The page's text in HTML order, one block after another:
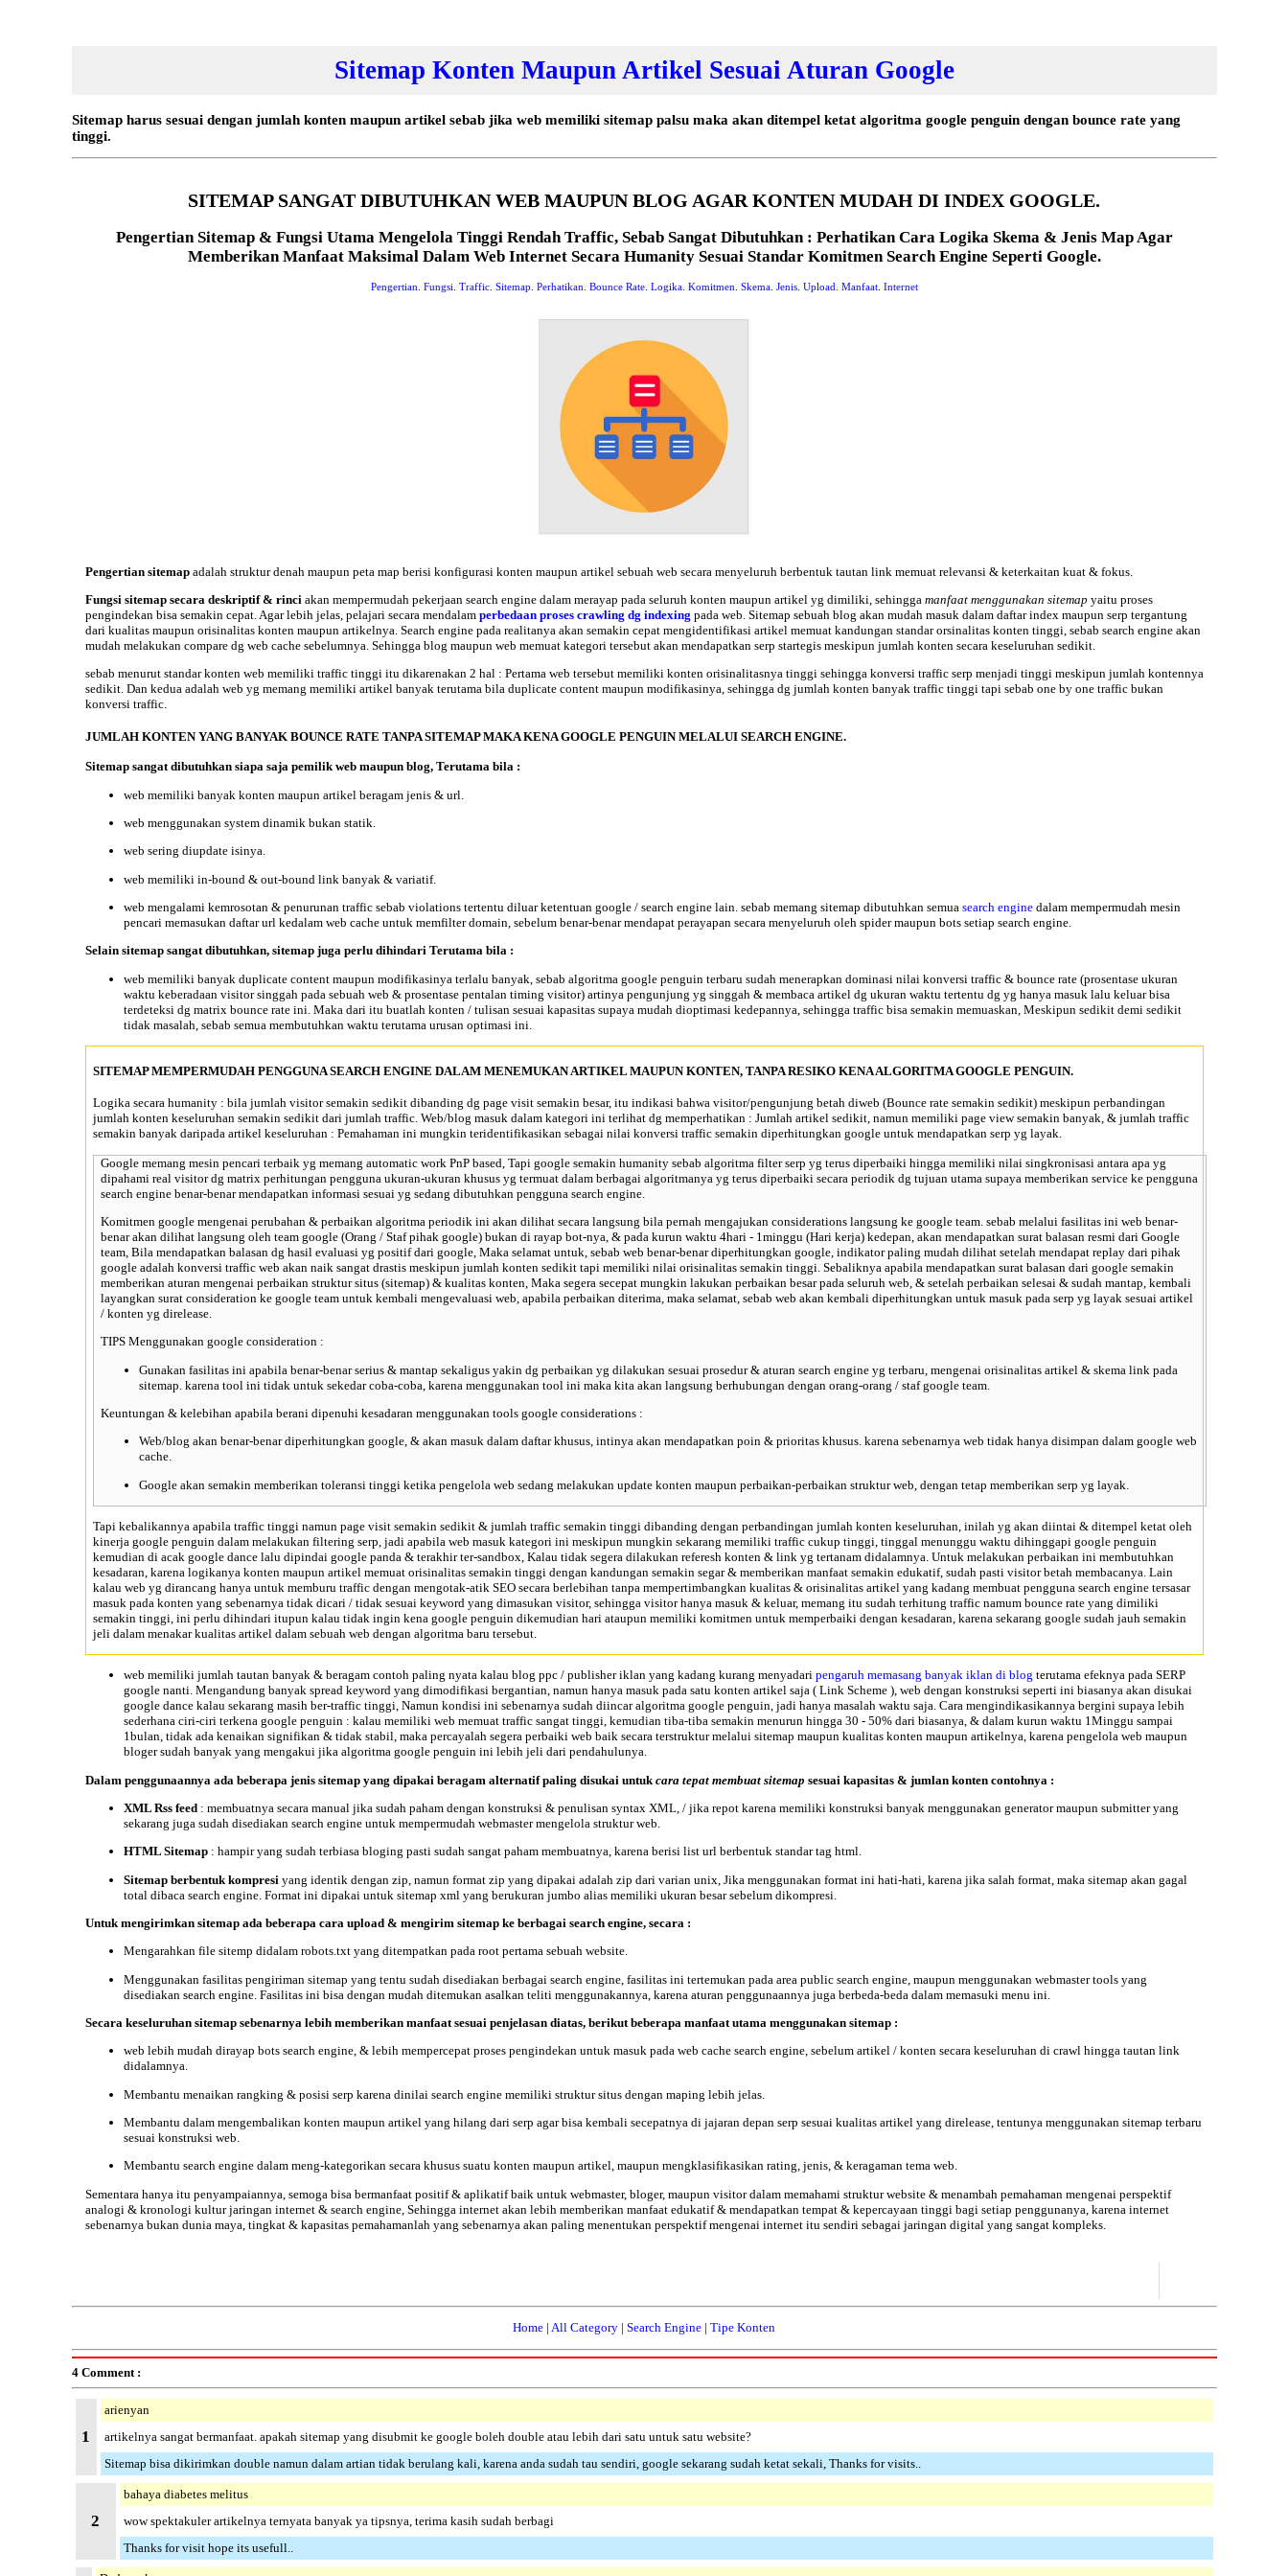
Sitemap Konten Maupun Artikel Sesuai Aturan Google
Sitemap harus sesuai dengan jumlah konten maupun artikel sebab jika web memiliki sitemap palsu maka akan ditempel ketat algoritma google penguin dengan bounce rate yang
tinggi.
SITEMAP SANGAT DIBUTUHKAN WEB MAUPUN BLOG AGAR KONTEN MUDAH DI INDEX GOOGLE.
Pengertian Sitemap & Fungsi Utama Mengelola Tinggi Rendah Traffic, Sebab Sangat Dibutuhkan : Perhatikan Cara Logika Skema & Jenis Map Agar
Memberikan Manfaat Maksimal Dalam Web Internet Secara Humanity Sesuai Standar Komitmen Search Engine Seperti Google.
Pengertian Fungsi Traffic. Sitemap Perhatikan Bounce Rate. Logika. Komitmen Skema. Jenis. Upload Manfaat. Internet
Pengertian sitemapadalah struktur denah maupun peta map berisi konfigurasi konten maupun artikel sebuah web secara menyeluruh berbentuk tautan link memuat relevansi & keterkaitan kuat & fokus.
Fungsi sitemapsecara deskriptif & rinci akan mempermudah pekerjaan search engine dalam merayap pada seluruh konten maupun artikel yg dimiliki, sehingga manfaat menggunakan sitemap yaitu proses
pengindekan bisa semakin cepat. Agar lebih jelas, pelajari secara mendalam perbedaan proses crawling dg indexing pada web. Sitemap sebuah blog akan mudah masuk dalam daftar index maupun serp tergantung
dari kualitas maupun orisinalitas konten maupun artikelnya. Search engine pada realitanya akan semakin cepat mengidentifikasi artikel memuat kandungan standar orsinalitas konten tinggi , sebab search engine akan
mudah melakukan compare dg web cache sebelumnya. Sehingga blog maupun web memuat kategori tersebut akan mendapatkan serp startegis meskipun jumlah konten secara keseluruhan sedikit.
sebab menurut standar konten web memiliki traffic tinggiitu dikarenakan 2 hal: Pertama web tersebut memiliki konten orisinalitasnya tinggi sehingga konversi traffic serp menjadi tinggi meskipun jumlah kontennya
sedikit. Dan kedua adalah web yg memang memiliki artikel banyak terutama bila duplicate content maupun modifikasinya, sehingga dg jumlah konten banyak traffic tinggi tapi sebab one by one traffic bukan
konversi traffic.
JUMLAH KONTEN YANG BANYAK BOUNCE RATE TANPA SITEMAP MAKA KENA GOOGLE PENGUIN MELALUI SEARCH ENGINE.
Sitemap sangat dibutuhkansiapa saja pemilik web maupun blog, Terutama bila :
web memiliki banyak konten maupun artikel beragam jenis & url.
web menggunakan system dinamik bukan statik.
web sering diupdate isinya.
web memiliki in-bound & out-bound link banyak & variatif.
web mengalami kemrosotan & penurunan trafficsebab violations tertentu diluar ketentuan google / search engine lain. sebab memang sitemap dibutuhkan semua search enginedalam mempermudah mesin
pencari memasukan daftar url kedalam web cache untuk memfilter domain, sebelum benar-benar mendapat perayapan secara menyeluruh oleh spider maupun bots setiap search engine.
Selain sitemap sangat dibutuhkan, sitemap juga perlu dihindariTerutama bila :
web memiliki banyak duplicate content maupun modifikasinya terlalu banyak, sebab algoritma google penguin terbaru sudah menerapkan dominasi nilai konversi traffic & bounce rate(prosentase ukuran
waktu keberadaan visitor singgah pada sebuah web & prosentase pentalan timing visitor) artinya pengunjung yg singgah & membaca artikel dg ukuran waktu tertentu dg yg hanya masuk lalu keluar bisa
terdeteksi dg matrix bounce rate ini. Maka dari itu buatlah konten / tulisan sesuai kapasitas supaya mudah dioptimasi kedepannya, sehingga traffic bisa semakin memuaskan, Meskipun sedikit demi sedikit
tidak masalah, sebab semua membutuhkan waktu terutama urusan optimasi ini.
SITEMAP MEMPERMUDAH PENGGUNA SEARCH ENGINE DALAM MENEMUKAN ARTIKEL MAUPUN KONTEN, TANPA RESIKO KENA ALGORITMA GOOGLE PENGUIN.
Logikasecara humanity : bila jumlah visitor semakin sedikit dibanding dg page visit semakin besar, itu indikasi bahwa visitor/pengunjung betah diweb (Bounce rate semakin sedikit) meskipun perbandingan
jumlah konten keseluruhan semakin sedikit dari jumlah traffic. Web/blog masuk dalam kategori ini terlihat dg memperhatikan : Jumlah artikel sedikit, namun memiliki page view semakin banyak, & jumlah traffic
semakin banyak daripada artikel keseluruhan : Pemahaman ini mungkin teridentifikasikan sebagai nilai konversi trafficsemakin diperhitungkan google untuk mendapatkan serp yg layak.
Google memang mesin pencari terbaik yg memang automatic work PnP based, Tapi google semakin humanity sebab algoritma filter serp yg terus diperbaiki hingga memiliki nilai singkronisasi antara apa yg
dipahami real visitor dg matrix perhitungan pengguna ukuran-ukuran khusus yg termuat dalam berbagai algoritmanya yg terus diperbaiki secara periodik dg tujuan utama supaya memberikan service ke pengguna
search engine benar-benar mendapatkan informasi sesuai yg sedang dibutuhkan pengguna search engine.
Komitmen googlemengenai perubahan & perbaikan algoritma periodik ini akan dilihat secara langsung bila pernah mengajukan considerations langsung ke google team. sebab melalui fasilitas ini web benar-
benar akan dilihat langsung oleh team google (Orang / Staf pihak google) bukan di rayap bot-nya, & pada kurun waktu 4hari - 1minggu (Hari kerja) kedepan, akan mendapatkan surat balasan resmi dari Google
team, Bila mendapatkan balasan dg hasil evaluasi yg positif dari google, Maka selamat untuk, sebab web benar-benar diperhitungkan google, indikator paling mudah dilihat setelah mendapat replay dari pihak
google adalah konversi traffic web akan naik sangat drastis meskipun jumlah konten sedikit tapi memiliki nilai orisinalitas semakin tinggi. Sebaliknya apabila mendapatkan surat balasan dari google semakin
memberikan aturan mengenai perbaikan struktur situs (sitemap) & kualitas konten, Maka segera secepat mungkin lakukan perbaikan besar pada seluruh web, & setelah perbaikan selesai & sudah mantap, kembali
layangkan surat consideration ke google team untuk kembali mengevaluasi web, apabila perbaikan diterima, maka selamat, sebab web akan kembali diperhitungkan untuk masuk pada serp yg layak sesuai artikel
/ konten yg direlease.
TIPS Menggunakan google consideration :
Gunakan fasilitas ini apabila benar-benar serius & mantap sekaligus yakin dg perbaikan yg dilakukan sesuai prosedur & aturan search engine yg terbaru, mengenai orisinalitas artikel & skema link pada
sitemap. karena tool ini tidak untuk sekedar coba-coba, karena menggunakan tool ini maka kita akan langsung berhubungan dengan orang-orang / staf google team.
Keuntungan & kelebihan apabila berani dipenuhi kesadaran menggunakan tools google considerations :
Web/blog akan benar-benar diperhitungkan google, & akan masuk dalam daftar khusus, intinya akan mendapatkan poin & prioritas khusus. karena sebenarnya web tidak hanya disimpan dalam google web
cache.
Google akan semakin memberikan toleransi tinggi ketika pengelola web sedang melakukan update konten maupun perbaikan-perbaikan struktur web, dengan tetap memberikan serp yg layak.
Tapi kebalikannya apabila traffic tinggi namun page visit semakin sedikit & jumlah traffic semakin tinggi dibanding dengan perbandingan jumlah konten keseluruhan, inilah yg akan diintai & ditempel ketat oleh
kinerja google penguindalam melakukan filtering serp, jadi apabila web masuk kategori ini meskipun mungkin sekarang memiliki traffic cukup tinggi, tinggal menunggu waktu dihinggapi google penguin
kemudian di acak google dance lalu dipindai google panda & terakhir ter-sandbox, Kalau tidak segera dilakukan referesh konten & link yg tertanam didalamnya. Untuk melakukan perbaikan ini membutuhkan
kesadaran, karena logikanya konten maupun artikel memuat orisinalitas semakin tinggi dengan kandungan semakin segar & memberikan manfaat semakin edukatif, sudah pasti visitor betah membacanya. Lain
kalau web yg dirancang hanya untuk memburu traffic dengan mengotak-atik SEO secara berlebihan tanpa mempertimbangkan kualitas & orisinalitas artikelyang kadang membuat pengguna search engine tersasar
masuk pada konten yang sebenarnya tidak dicari / tidak sesuai keyword yang dimasukan visitor, sehingga visitor hanya masuk & keluar, memang itu sudah terhitung traffic namum bounce rate yang dimiliki
semakin tinggi, ini perlu dihindari itupun kalau tidak ingin kena google penguin dikemudian hari ataupun memiliki komitmen untuk memperbaiki dengan kesadaran, karena sekarang google sudah jauh semakin
jeli dalam menakar kualitas artikel dalam sebuah web dengan algoritma baru tersebut.
web memiliki jumlah tautan banyak & beragam contoh paling nyata kalau blog ppc / publisher iklan yang kadang kurang menyadari pengaruh memasang banyak iklan di blog terutama efeknya pada SERP
google nanti. Mengandung banyak spread keyword yang dimodifikasi bergantian, namun hanya masuk pada satu konten artikel saja ( Link Scheme), web dengan konstruksi seperti ini biasanya akan disukai
google dance kalau sekarang masih ber-traffic tinggi, Namun kondisi ini sebenarnya sudah diincar algoritma google penguin, jadi hanya masalah waktu saja. Cara mengindikasikannya bergini supaya lebih
sederhana ciri-ciri terkena google penguin: kalau memiliki web memuat traffic sangat tinggi, kemudian tiba-tiba semakin menurun hingga 30 - 50% dari biasanya, & dalam kurun waktu 1Minggu sampai
1bulan, tidak ada kenaikan signifikan & tidak stabil, maka percayalah segera perbaiki web baik secara terstruktur melalui sitemap maupun kualitas konten maupun artikelnya, karena pengelola web maupun
bloger sudah banyak yang mengakui jika algoritma google penguin ini lebih jeli dari pendahulunya.
Dalam penggunaannya ada beberapa jenis sitemapyang dipakai beragam alternatif paling disukai untuk cara tepat membuat sitemap sesuai kapasitas & jumlan konten contohnya :
XML Rss feed: membuatnya secara manual jika sudah paham dengan konstruksi & penulisan syntax XML, / jika repot karena memiliki konstruksi banyak menggunakan generator maupun submitter yang
sekarang juga sudah disediakan search engine untuk mempermudah webmaster mengelola struktur web.
HTML Sitemap: hampir yang sudah terbiasa bloging pasti sudah sangat paham membuatnya, karena berisi list url berbentuk standar tag html.
Sitemap berbentuk kompresi yang identik dengan zip, namun format zip yang dipakai adalah zip dari varian unix, Jika menggunakan format ini hati-hati, karena jika salah format, maka sitemap akan gagal
total dibaca search engine. Format ini dipakai untuk sitemap xml yang berukuran jumbo alias memiliki ukuran besar sebelum dikompresi.
Untuk mengirimkan sitemapada beberapa cara upload & mengirim sitemapke berbagai search engine, secara :
Mengarahkan file sitemp didalam robots.txt yang ditempatkan pada root pertama sebuah website.
Menggunakan fasilitas pengiriman sitemap yang tentu sudah disediakan berbagai search engine, fasilitas ini tertemukan pada area public search engine, maupun menggunakan webmaster tools yang
disediakan search engine. Fasilitas ini bisa dengan mudah ditemukan asalkan teliti menggunakannya, karena aturan penggunaannya juga berbeda-beda dalam memasuki menu ini.
Secara keseluruhan sitemap sebenarnya lebih memberikan manfaat sesuai penjelasan diatas, berikut beberapa manfaat utama menggunakan sitemap:
web lebih mudah dirayap bots search engine, & lebih mempercepat proses pengindekan untuk masuk pada web cache search engine, sebelum artikel / konten secara keseluruhan di crawl hingga tautan link
didalamnya.
Membantu menaikan rangking & posisi serp karena dinilai search engine memiliki struktur situs dengan maping lebih jelas.
Membantu dalam mengembalikan konten maupun artikel yang hilang dari serp agar bisa kembali secepatnya di jajaran depan serp sesuai kualitas artikel yang direlease, tentunya menggunakan sitemap terbaru
sesuai konstruksi web.
Membantu search engine dalam meng-kategorikan secara khusus suatu konten maupun artikel, maupun mengklasifikasikan rating, jenis, & keragaman tema web.
Sementara hanya itu penyampaiannya, semoga bisa bermanfaat positif & aplikatif baik untuk webmaster, bloger, maupun visitor dalam memahami struktur website & menambah pemahaman mengenai perspektif
analogi & kronologi kultur jaringan internet& search engine, Sehingga internet akan lebih memberikan manfaat edukatif & mendapatkan tempat & kepercayaan tinggi bagi setiap penggunanya, karena internet
sebenarnya bukan dunia maya , tingkat & kapasitas pemahamanlah yang sebenarnya akan paling menentukan perspektif mengenai internet itu sendiri sebagai jaringan digital yang sangat kompleks.
Home | All Category | Search Engine | Tipe Konten
4 Comment :
1
arienyan
artikelnya sangat bermanfaat. apakah sitemap yang disubmit ke google boleh double atau lebih dari satu untuk satu website?
Sitemap bisa dikirimkan double namun dalam artian tidak berulang kali, karena anda sudah tau sendiri, google sekarang sudah ketat sekali, Thanks for visits..
2
bahaya diabetes melitus
wow spektakuler artikelnya ternyata banyak ya tipsnya, terima kasih sudah berbagi
Thanks for visit hope its usefull..